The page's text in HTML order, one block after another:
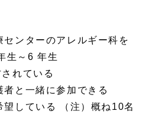
ンターのアレルギー科を
生～6 年生
れている
と一緒に参加できる
している （注）概ね10名